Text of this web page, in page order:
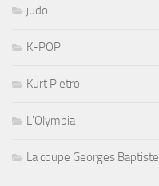
judo
K-POP
Kurt Pietro
L'Olympia
La coupe Georges Baptiste